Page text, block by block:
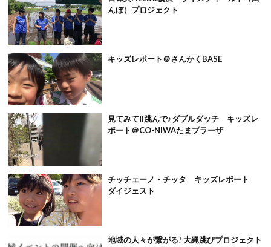
んぼ）プロジェクト
キッズレポート＠さんかくBASE
見てみて‼︎跳んで♪ダブルダッチ キッズレ
ポート＠CO-NIWAたまプラーザ
チッチェーノ・チッタ キッズレポート
ダイジェスト
地域の人々が繋がる! 大縄跳びプロジェクト